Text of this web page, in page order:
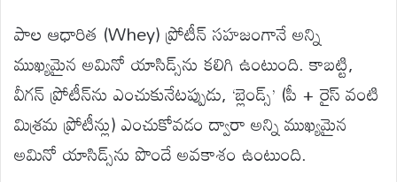
పాల ఆధారిత (Whey) ప్రోటీన్ సహజంగానే అన్ని
ముఖ్యమైన అమినో యాసిడ్స్‌ను కలిగి ఉంటుంది. కాబట్టి,
వీగన్ ప్రోటీన్‌ను ఎంచుకునేటప్పుడు, ‘బ్లెండ్స్’ (పీ + రైస్ వంటి
మిశ్రమ ప్రోటీన్లు) ఎంచుకోవడం ద్వారా అన్ని ముఖ్యమైన
అమినో యాసిడ్స్‌ను పొందే అవకాశం ఉంటుంది.